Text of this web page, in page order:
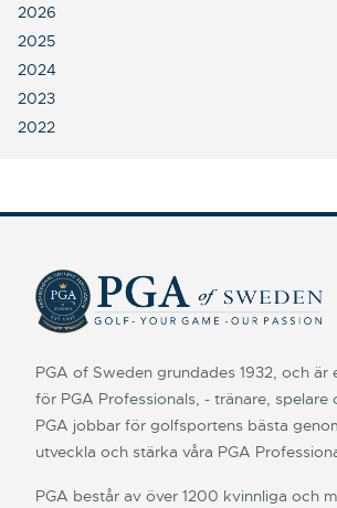
2026
2025
2024
2023
2022
PGA of Sweden grundades 1932, och är
för PGA Professionals, - tränare, spelare
PGA jobbar för golfsportens bästa
utveckla och stärka våra PGA
PGA består av över 1200 kvinnliga och